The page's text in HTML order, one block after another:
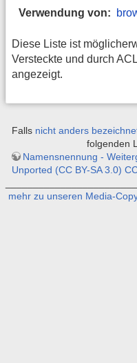
Verwendung von:
Diese Liste ist
Versteckte und durch
angezeigt.
Falls nicht anders
folgenden
Namensnennung -
Unported (CC BY-SA 3.0)
mehr zu unseren Media-